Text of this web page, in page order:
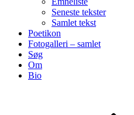
Seneste tekster
Samlet tekst
Poetikon
Fotogalleri – samlet
Søg
Om
Bio